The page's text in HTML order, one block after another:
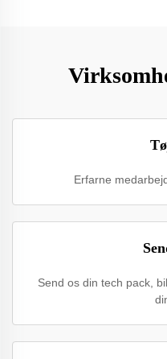
Erfarne
Send os din tech pack,